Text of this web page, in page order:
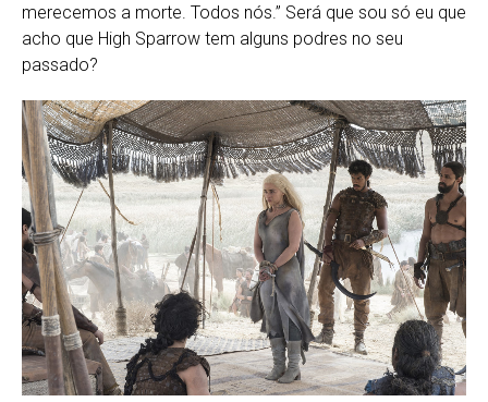
merecemos a morte. Todos nós.” Será que sou só eu que
acho que High Sparrow tem alguns podres no seu
passado?